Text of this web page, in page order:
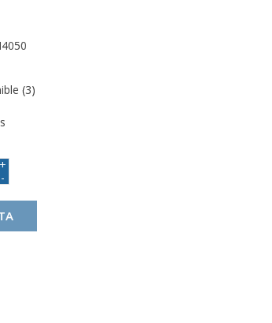
(3)
+
-